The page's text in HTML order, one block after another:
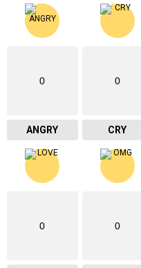
0
ANGRY
0
CRY
0 0